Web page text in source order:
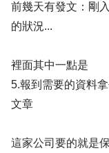
前幾天有發文：剛
的狀況...
裡面其中一點是
5.報到需要的資料
文章
這家公司要的就是